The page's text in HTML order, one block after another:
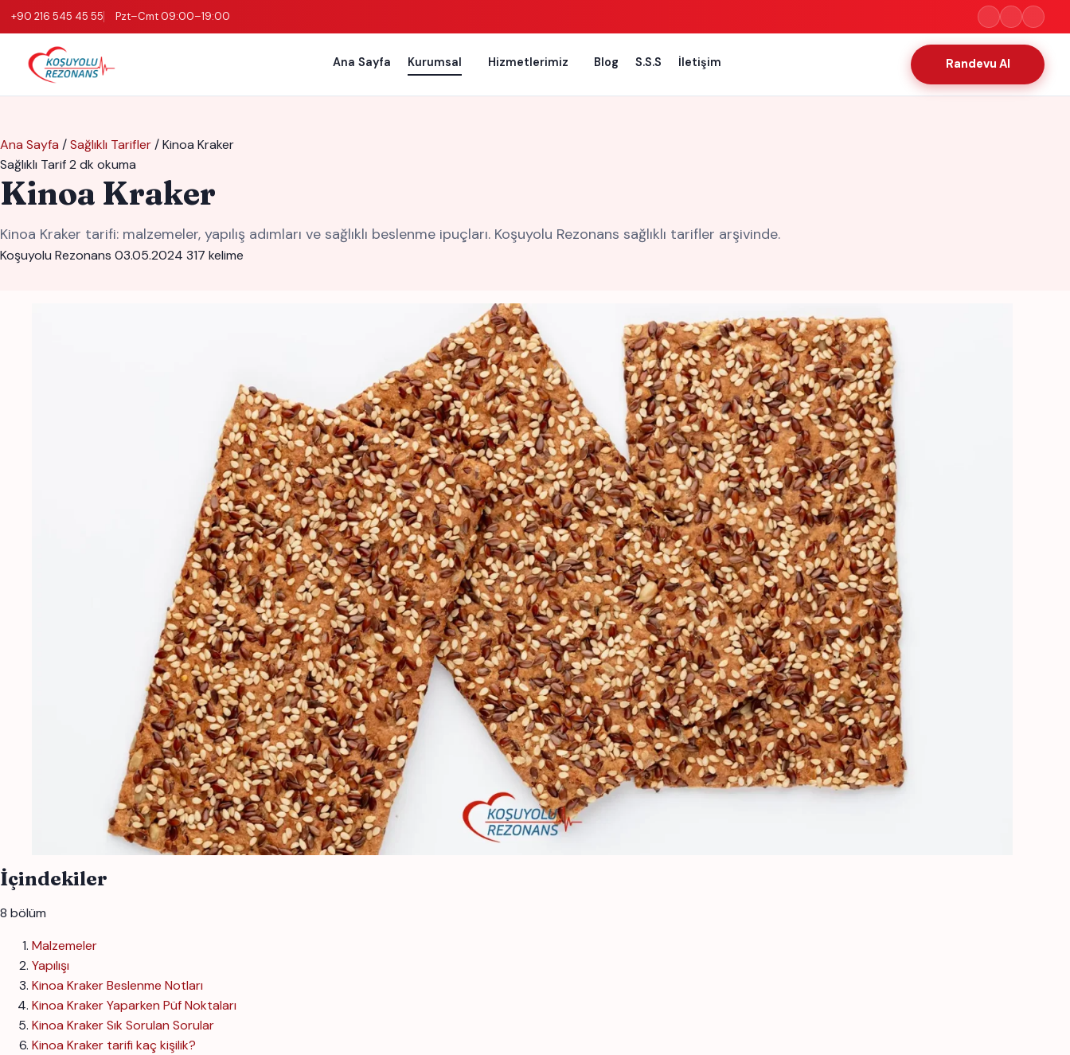
+90 216 545 45 55 Pzt–Cmt 09:00–19:00
Ana Sayfa Kurumsal Hizmetlerimiz Blog S.S.S İletişim Randevu Al
Ana Sayfa /Sağlıklı Tarifler/Kinoa Kraker
Sağlıklı Tarif2 dk okuma
Kinoa Kraker
Kinoa Kraker tarifi: malzemeler, yapılış adımları ve sağlıklı beslenme ipuçları. Koşuyolu Rezonans sağlıklı tarifler arşivinde.
Koşuyolu Rezonans 03.05.2024 317 kelime
İçindekiler
8 bölüm
Malzemeler
Yapılışı
Kinoa Kraker Beslenme Notları
Kinoa Kraker Yaparken Püf Noktaları
Kinoa Kraker Sık Sorulan Sorular
Kinoa Kraker tarifi kaç kişilik?